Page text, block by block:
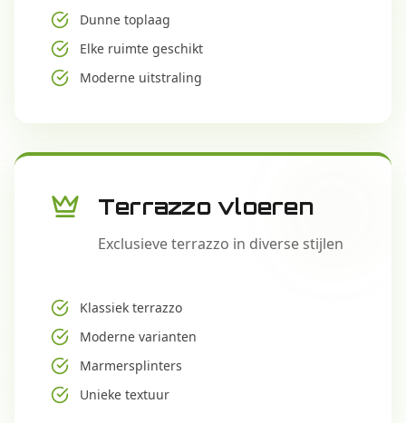
Dunne toplaag
Elke ruimte geschikt
Moderne uitstraling
Terrazzo vloeren
Exclusieve terrazzo in diverse stijlen
Klassiek terrazzo
Moderne varianten
Marmersplinters
Unieke textuur